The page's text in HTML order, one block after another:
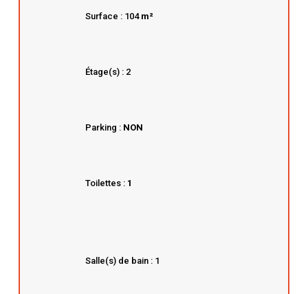
Surface : 104m²
Étage(s) : 2
Parking : NON
Toilettes : 1
Salle(s) de bain : 1